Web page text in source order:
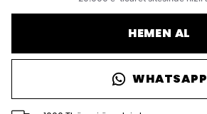
HEMEN AL
WHATSAPP